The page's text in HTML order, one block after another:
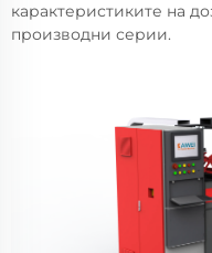
карактеристиките на
производни серии.